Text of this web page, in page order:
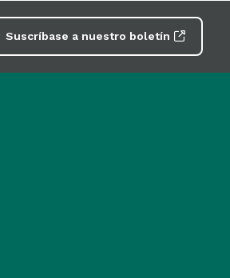
Suscríbase a nuestro boletín